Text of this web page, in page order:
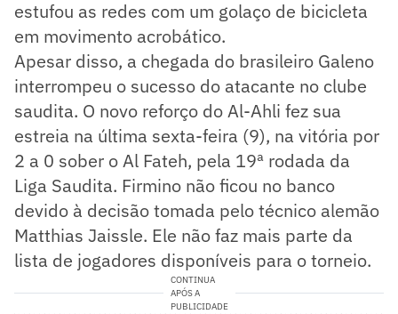
estufou as redes com um golaço de bicicleta
em movimento acrobático.
Apesar disso, a chegada do brasileiro Galeno
interrompeu o sucesso do atacante no clube
saudita. O novo reforço do Al-Ahli fez sua
estreia na última sexta-feira (9), na vitória por
2 a 0 sober o Al Fateh, pela 19ª rodada da
Liga Saudita. Firmino não ficou no banco
devido à decisão tomada pelo técnico alemão
Matthias Jaissle. Ele não faz mais parte da
lista de jogadores disponíveis para o torneio.
CONTINUA
APÓS A
PUBLICIDADE